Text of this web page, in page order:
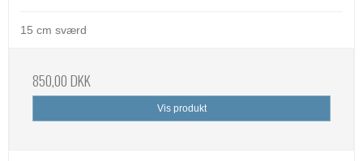
15 cm sværd
850,00 DKK
Vis produkt